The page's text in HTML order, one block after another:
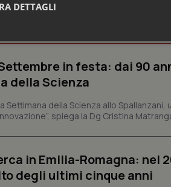
in festa: dai 90
della Scienza
Settimana della Scienza allo
spiega la Dg Cristina
in Emilia-Romagna: nel
degli ultimi cinque anni
DETTAGLI
Necessari
alle aree protette del sito. Il sito web non è in grado
Fornitore/Dominio